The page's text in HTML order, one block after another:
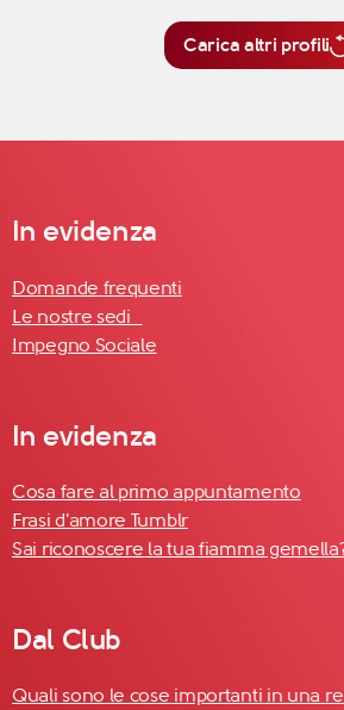
Carica altri profili
In evidenza
Domande frequenti
Le nostre sedi
Impegno Sociale
In evidenza
Cosa fare al primo appuntamento
Frasi d'amore Tumblr
Sai riconoscere la tua fiamma
Dal Club
Quali sono le cose importanti in una